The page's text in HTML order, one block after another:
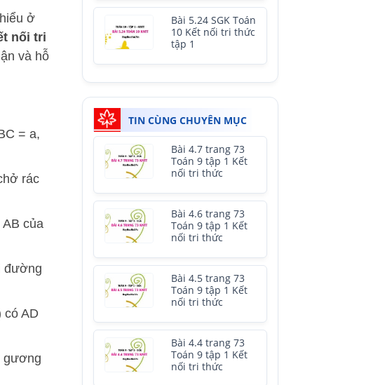
ở
nối tri
và hỗ
= a,
rác
của
đường
có AD
gương
Bài 5.24 SGK Toán
10 Kết nối tri thức
tập 1
TIN CÙNG CHUYÊN MỤC
Bài 4.7 trang 73
Toán 9 tập 1 Kết
nối tri thức
Bài 4.6 trang 73
Toán 9 tập 1 Kết
nối tri thức
Bài 4.5 trang 73
Toán 9 tập 1 Kết
nối tri thức
Bài 4.4 trang 73
Toán 9 tập 1 Kết
nối tri thức